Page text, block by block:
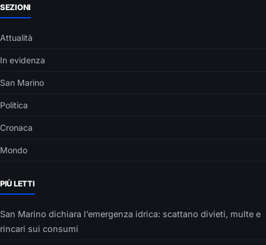
SEZIONI
Attualità
In evidenza
San Marino
Politica
Cronaca
Mondo
PIÙ LETTI
San Marino dichiara l’emergenza idrica: scattano divieti, multe e
rincari sui consumi